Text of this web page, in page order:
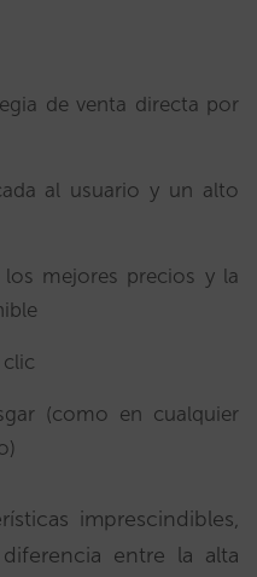
de venta directa por
al usuario y un alto
mejores precios y la
(como en cualquier
imprescindibles,
entre la alta